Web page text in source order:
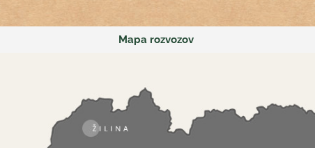
Mapa rozvozov